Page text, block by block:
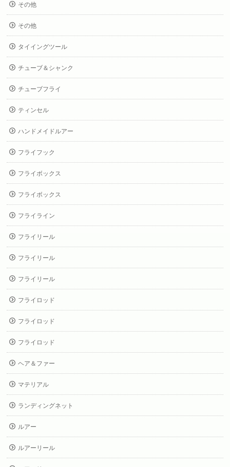
その他
その他
タイイングツール
チューブ＆シャンク
チューブフライ
ティンセル
ハンドメイドルアー
フライフック
フライボックス
フライボックス
フライライン
フライリール
フライリール
フライリール
フライロッド
フライロッド
フライロッド
ヘア＆ファー
マテリアル
ランディングネット
ルアー
ルアーリール